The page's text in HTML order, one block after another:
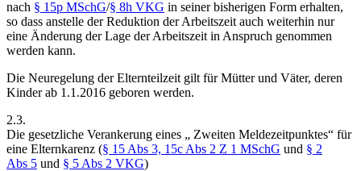
nach § 15p MSchG/§ 8h VKG in seiner bisherigen Form erhalten,
so dass anstelle der Reduktion der Arbeitszeit auch weiterhin nur
eine Änderung der Lage der Arbeitszeit in Anspruch genommen
werden kann.
Die Neuregelung der Elternteilzeit gilt für Mütter und Väter, deren
Kinder ab 1.1.2016 geboren werden.
2.3.
Die gesetzliche Verankerung eines „ Zweiten Meldezeitpunktes“ für
eine Elternkarenz (§ 15 Abs 3, 15c Abs 2 Z 1 MSchG und § 2
Abs 5 und § 5 Abs 2 VKG)